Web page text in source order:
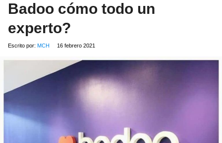
Badoo cómo todo un
experto?
Escrito por: MCH 16 febrero 2021